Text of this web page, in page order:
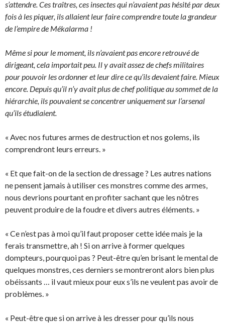
s’attendre. Ces traîtres, ces insectes qui n’avaient pas hésité par deux
fois à les piquer, ils allaient leur faire comprendre toute la grandeur
de l’empire de Mékalarma !
Même si pour le moment, ils n’avaient pas encore retrouvé de
dirigeant, cela importait peu. Il y avait assez de chefs militaires
pour pouvoir les ordonner et leur dire ce qu’ils devaient faire. Mieux
encore. Depuis qu’il n’y avait plus de chef politique au sommet de la
hiérarchie, ils pouvaient se concentrer uniquement sur l’arsenal
qu’ils étudiaient.
« Avec nos futures armes de destruction et nos golems, ils
comprendront leurs erreurs. »
« Et que fait-on de la section de dressage ? Les autres nations
ne pensent jamais à utiliser ces monstres comme des armes,
nous devrions pourtant en profiter sachant que les nôtres
peuvent produire de la foudre et divers autres éléments. »
« Ce n’est pas à moi qu’il faut proposer cette idée mais je la
ferais transmettre, ah ! Si on arrive à former quelques
dompteurs, pourquoi pas ? Peut-être qu’en brisant le mental de
quelques monstres, ces derniers se montreront alors bien plus
obéissants … il vaut mieux pour eux s’ils ne veulent pas avoir de
problèmes. »
« Peut-être que si on arrive à les dresser pour qu’ils nous